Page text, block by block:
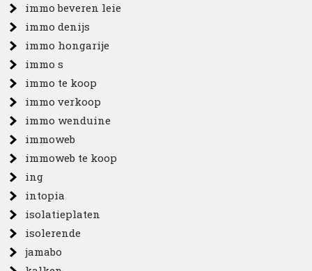
immo beveren leie
immo denijs
immo hongarije
immo s
immo te koop
immo verkoop
immo wenduine
immoweb
immoweb te koop
ing
intopia
isolatieplaten
isolerende
jamabo